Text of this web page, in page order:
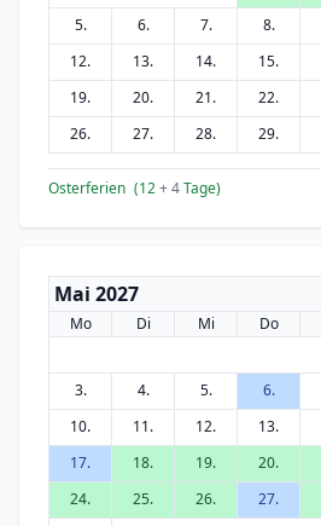
5.
6. 7. 8.
12.
13. 14. 15.
19.
20. 21. 22.
26.
27. 28. 29.
Osterferien (12+ 4Tage)
Mai 2027
Mo Di Mi Do
3.
4. 5. 6.
10.
11. 12. 13.
17.
18. 19. 20.
24.
25. 26. 27.